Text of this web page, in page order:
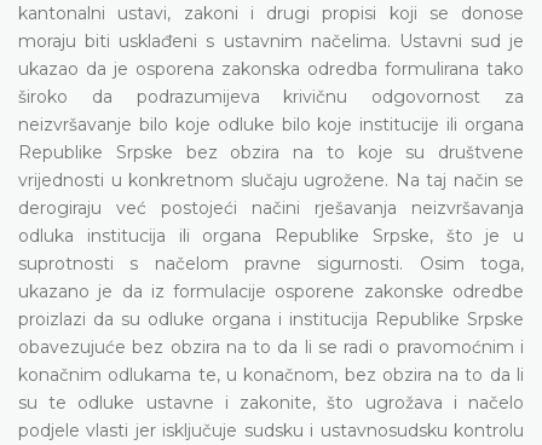
kantonalni ustavi, zakoni i drugi propisi koji se donose
moraju biti usklađeni s ustavnim načelima. Ustavni sud je
ukazao da je osporena zakonska odredba formulirana tako
široko da podrazumijeva krivičnu odgovornost za
neizvršavanje bilo koje odluke bilo koje institucije ili organa
Republike Srpske bez obzira na to koje su društvene
vrijednosti u konkretnom slučaju ugrožene. Na taj način se
derogiraju već postojeći načini rješavanja neizvršavanja
odluka institucija ili organa Republike Srpske, što je u
suprotnosti s načelom pravne sigurnosti. Osim toga,
ukazano je da iz formulacije osporene zakonske odredbe
proizlazi da su odluke organa i institucija Republike Srpske
obavezujuće bez obzira na to da li se radi o pravomoćnim i
konačnim odlukama te, u konačnom, bez obzira na to da li
su te odluke ustavne i zakonite, što ugrožava i načelo
podjele vlasti jer isključuje sudsku i ustavnosudsku kontrolu